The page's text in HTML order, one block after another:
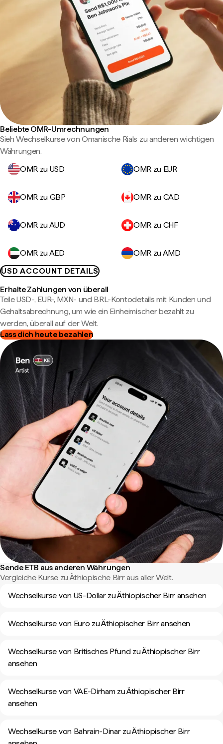
Beliebte OMR-Umrechnungen
Sieh Wechselkurse von Omanische Rials zu anderen wichtigen
Währungen.
OMR zu USD
OMR zu EUR
OMR zu GBP OMR zu CAD
OMR zu AUD OMR zu CHF
OMR zu AED
OMR zu AMD
USD ACCOUNT DETAILS
Erhalte Zahlungen von überall
Teile USD-, EUR-, MXN- und BRL-Kontodetails mit Kunden und
Gehaltsabrechnung, um wie ein Einheimischer bezahlt zu
werden, überall auf der Welt.
Lass dich heute bezahlen
Sende ETB aus anderen Währungen
Vergleiche Kurse zu Äthiopische Birr aus aller Welt.
Wechselkurse von US-Dollar zu Äthiopischer Birr ansehen
Wechselkurse von Euro zu Äthiopischer Birr ansehen
Wechselkurse von Britisches Pfund zu Äthiopischer Birr
ansehen
Wechselkurse von VAE-Dirham zu Äthiopischer Birr
ansehen
Wechselkurse von Bahrain-Dinar zu Äthiopischer Birr